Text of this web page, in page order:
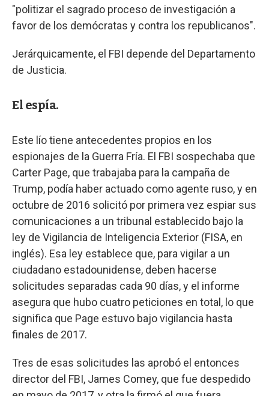
"politizar el sagrado proceso de investigación a
favor de los demócratas y contra los republicanos".
Jerárquicamente, el FBI depende del Departamento
de Justicia.
El espía.
Este lío tiene antecedentes propios en los
espionajes de la Guerra Fría. El FBI sospechaba que
Carter Page, que trabajaba para la campaña de
Trump, podía haber actuado como agente ruso, y en
octubre de 2016 solicitó por primera vez espiar sus
comunicaciones a un tribunal establecido bajo la
ley de Vigilancia de Inteligencia Exterior (FISA, en
inglés). Esa ley establece que, para vigilar a un
ciudadano estadounidense, deben hacerse
solicitudes separadas cada 90 días, y el informe
asegura que hubo cuatro peticiones en total, lo que
significa que Page estuvo bajo vigilancia hasta
finales de 2017.
Tres de esas solicitudes las aprobó el entonces
director del FBI, James Comey, que fue despedido